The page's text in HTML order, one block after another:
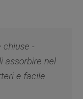
chiuse -
assorbire nel
e facile